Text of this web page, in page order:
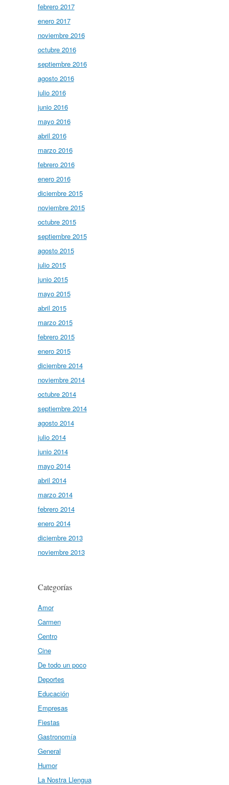
febrero 2017
enero 2017
noviembre 2016
octubre 2016
septiembre 2016
agosto 2016
julio 2016
junio 2016
mayo 2016
abril 2016
marzo 2016
febrero 2016
enero 2016
diciembre 2015
noviembre 2015
octubre 2015
septiembre 2015
agosto 2015
julio 2015
junio 2015
mayo 2015
abril 2015
marzo 2015
febrero 2015
enero 2015
diciembre 2014
noviembre 2014
octubre 2014
septiembre 2014
agosto 2014
julio 2014
junio 2014
mayo 2014
abril 2014
marzo 2014
febrero 2014
enero 2014
diciembre 2013
noviembre 2013
Categorías
Amor
Carmen
Centro
Cine
De todo un poco
Deportes
Educación
Empresas
Fiestas
Gastronomía
General
Humor
La Nostra Llengua